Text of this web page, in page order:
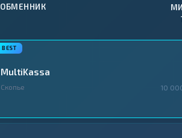
ОБМЕННИК
MultiKassa
Скопье 10